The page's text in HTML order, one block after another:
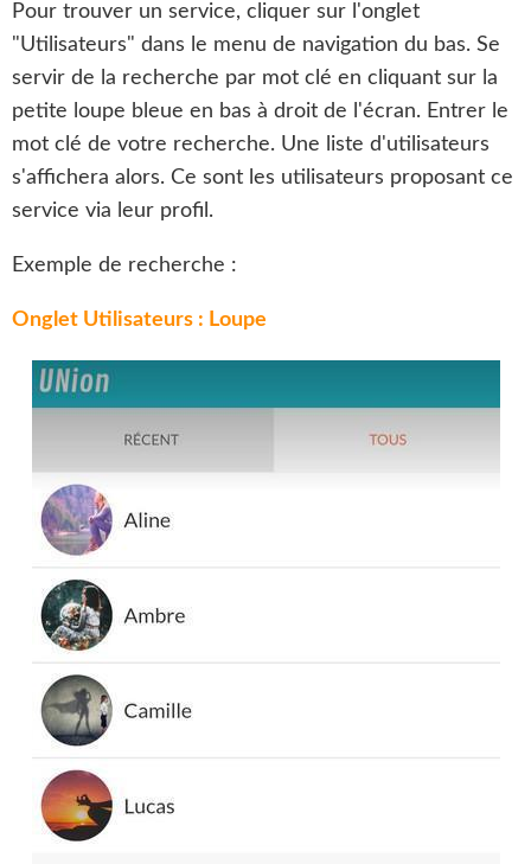
Pour trouver un service, cliquer sur l'onglet
"Utilisateurs" dans le menu de navigation du bas. Se
servir de la recherche par mot clé en cliquant sur la
petite loupe bleue en bas à droit de l'écran. Entrer le
mot clé de votre recherche. Une liste d'utilisateurs
s'affichera alors. Ce sont les utilisateurs proposant ce
service via leur profil.
Exemple de recherche :
Onglet Utilisateurs : Loupe